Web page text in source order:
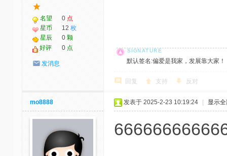
名望 0 点
星币
12 枚
星辰
0 颗
好评
0 点
发消息 默认签名:偏爱是我家，发展靠大家
回复 支持 反对
mo8888 发表于 2025-2-23 10:19:24 显示